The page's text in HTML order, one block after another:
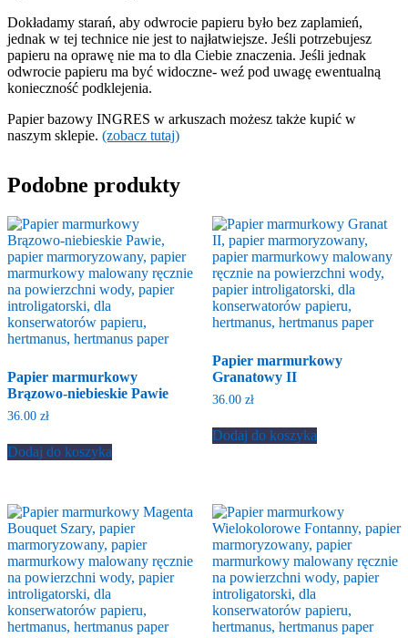
Dokładamy starań, aby odwrocie papieru było bez zaplamień,
jednak w tej technice nie jest to najłatwiejsze. Jeśli potrzebujesz
papieru na oprawę nie ma to dla Ciebie znaczenia. Jeśli jednak
odwrocie papieru ma być widoczne- weź pod uwagę ewentualną
konieczność podklejenia.
Papier bazowy INGRES w arkuszach możesz także kupić w
naszym sklepie. (zobacz tutaj)
Podobne produkty
Papier marmurkowy
Brązowo-niebieskie Pawie
36.00 zł
Dodaj do koszyka
Papier marmurkowy
Granatowy II
36.00 zł
Dodaj do koszyka